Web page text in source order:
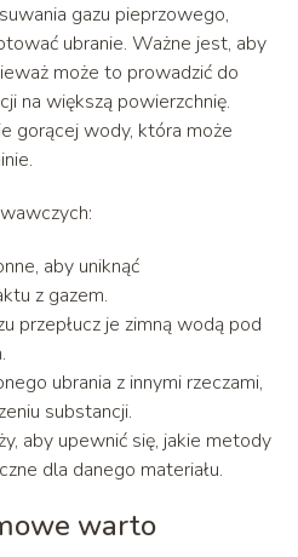
gazu pieprzowego,
ubranie. Ważne jest, aby
może to prowadzić do
na większą powierzchnię.
gorącej wody, która może
aby uniknąć
z gazem.
przepłucz je zimną wodą pod
ubrania z innymi rzeczami,
substancji.
aby upewnić się, jakie metody
dla danego materiału.
warto